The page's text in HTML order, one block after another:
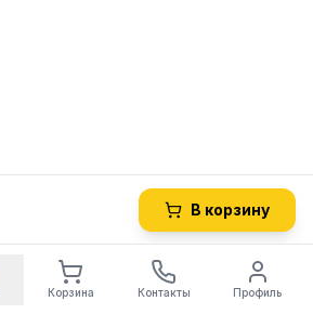
В корзину
Корзина Контакты Профиль